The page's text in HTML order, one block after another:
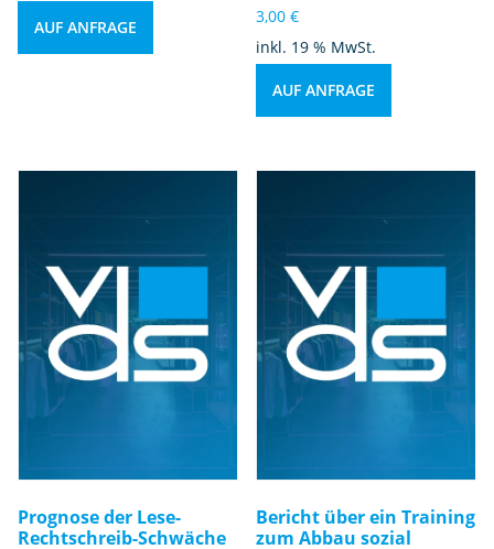
AUF ANFRAGE
3,00€
inkl. 19 % MwSt.
AUF ANFRAGE
Prognose der Lese-
Rechtschreib-Schwäche
Bericht über ein Training
zum Abbau sozial